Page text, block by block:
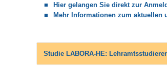
Hier gelangen Sie direkt zur
Mehr Informationen zum aktuellen
Studie LABORA-HE: